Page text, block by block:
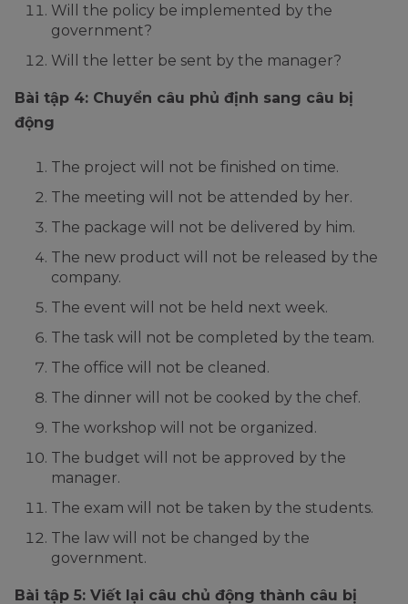
Will the policy be implemented by the
government?
Will the letter be sent by the manager?
Bài tập 4: Chuyển câu phủ định sang câu bị
động
The project will not be finished on time.
The meeting will not be attended by her.
The package will not be delivered by him.
The new product will not be released by the
company.
The event will not be held next week.
The task will not be completed by the team.
The office will not be cleaned.
The dinner will not be cooked by the chef.
The workshop will not be organized.
The budget will not be approved by the
manager.
The exam will not be taken by the students.
The law will not be changed by the
government.
Bài tập 5: Viết lại câu chủ động thành câu bị